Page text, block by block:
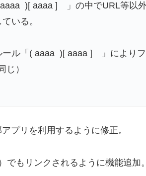
)[ aaaa ] 」の中でURL等以
いる。
ール「( aaaa )[ aaaa ] 」により
じ）
プリを利用するように修正。
でもリンクされるように機能追加。